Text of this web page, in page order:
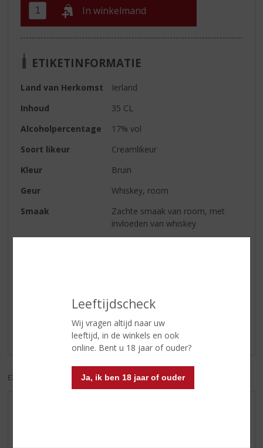
Leeftijdscheck
Wij vragen altijd naar uw
leeftijd, in de winkels en ook
online. Bent u 18 jaar of ouder?
Ja, ik ben 18 jaar of ouder
In winkelmand
ETIKETINFORMATIE
Land van Herkomst
Ierland
Inhoud
35 CL
Alcoholpercentage
17% vol
Soort likeur
Creamlikeur
Kleur
Bruin
Geur
Whiskey, room
Smaak
Zachte smaak van room, met
invloeden van whiskey
Er zijn nog geen reviews geplaatst voor dit product
EXCL. BTW INCL. BTW